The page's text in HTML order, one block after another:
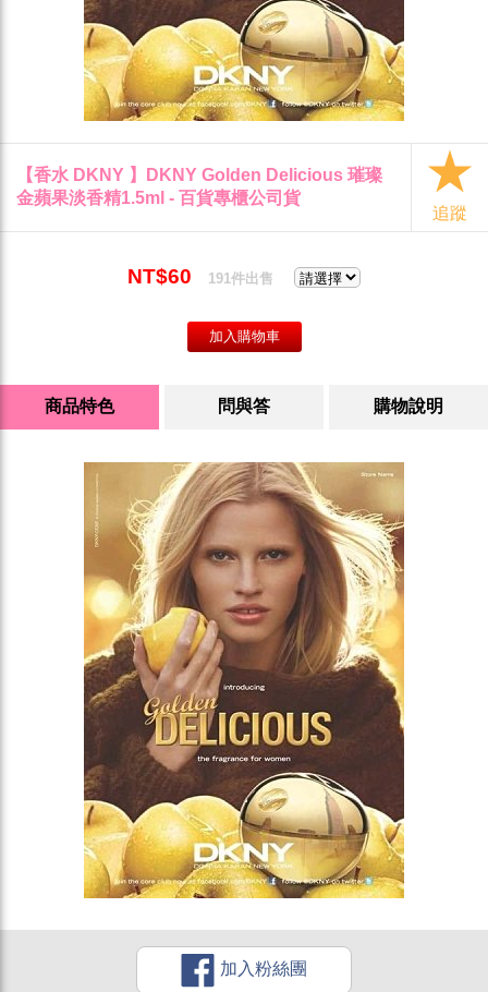
【香水 DKNY 】DKNY Golden Delicious 璀璨
金蘋果淡香精1.5ml - 百貨專櫃公司貨
追蹤
NT$60 191件出售
商品特色 問與答 購物說明
加入粉絲團